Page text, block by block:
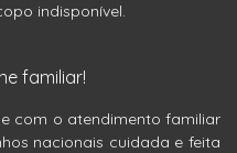
indisponível.
familiar!
com o atendimento familiar
nacionais cuidada e feita